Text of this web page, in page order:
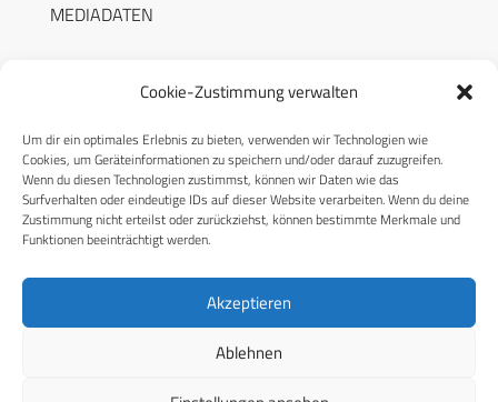
Cookie-Zustimmung verwalten
Um dir ein optimales Erlebnis zu bieten, verwenden wir Technologien wie
Cookies, um Geräteinformationen zu speichern und/oder darauf zuzugreifen.
Wenn du diesen Technologien zustimmst, können wir Daten wie das
Surfverhalten oder eindeutige IDs auf dieser Website verarbeiten. Wenn du deine
Zustimmung nicht erteilst oder zurückziehst, können bestimmte Merkmale und
Funktionen beeinträchtigt werden.
Akzeptieren
Ablehnen
MEDIADATEN
RECHTLICHES
Datenschutzerklärung
Cookie-Richtlinie (EU)